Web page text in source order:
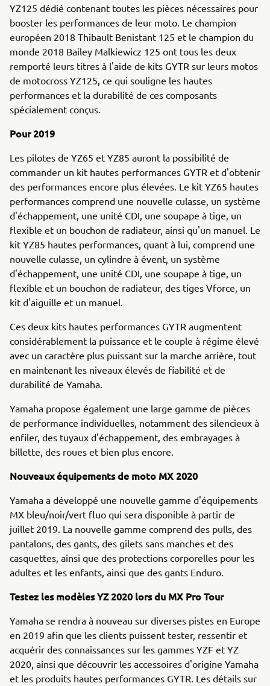
YZ125 dédié contenant toutes les pièces nécessaires pour
booster les performances de leur moto. Le champion
européen 2018 Thibault Benistant 125 et le champion du
monde 2018 Bailey Malkiewicz 125 ont tous les deux
remporté leurs titres à l'aide de kits GYTR sur leurs motos
de motocross YZ125, ce qui souligne les hautes
performances et la durabilité de ces composants
spécialement conçus.
Pour 2019
Les pilotes de YZ65 et YZ85 auront la possibilité de
commander un kit hautes performances GYTR et d'obtenir
des performances encore plus élevées. Le kit YZ65 hautes
performances comprend une nouvelle culasse, un système
d'échappement, une unité CDI, une soupape à tige, un
flexible et un bouchon de radiateur, ainsi qu'un manuel. Le
kit YZ85 hautes performances, quant à lui, comprend une
nouvelle culasse, un cylindre à évent, un système
d'échappement, une unité CDI, une soupape à tige, un
flexible et un bouchon de radiateur, des tiges Vforce, un
kit d'aiguille et un manuel.
Ces deux kits hautes performances GYTR augmentent
considérablement la puissance et le couple à régime élevé
avec un caractère plus puissant sur la marche arrière, tout
en maintenant les niveaux élevés de fiabilité et de
durabilité de Yamaha.
Yamaha propose également une large gamme de pièces
de performance individuelles, notamment des silencieux à
enfiler, des tuyaux d'échappement, des embrayages à
billette, des roues et bien plus encore.
Nouveaux équipements de moto MX 2020
Yamaha a développé une nouvelle gamme d'équipements
MX bleu/noir/vert fluo qui sera disponible à partir de
juillet 2019. La nouvelle gamme comprend des pulls, des
pantalons, des gants, des gilets sans manches et des
casquettes, ainsi que des protections corporelles pour les
adultes et les enfants, ainsi que des gants Enduro.
Testez les modèles YZ 2020 lors du MX Pro Tour
Yamaha se rendra à nouveau sur diverses pistes en Europe
en 2019 afin que les clients puissent tester, ressentir et
acquérir des connaissances sur les gammes YZF et YZ
2020, ainsi que découvrir les accessoires d'origine Yamaha
et les produits hautes performances GYTR. Les détails sur